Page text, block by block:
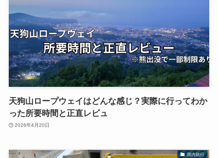
天狗山ロープウェイはどんな感じ？実際に行ってわか
った所要時間と正直レビュ
2026年4月20日
国内旅行